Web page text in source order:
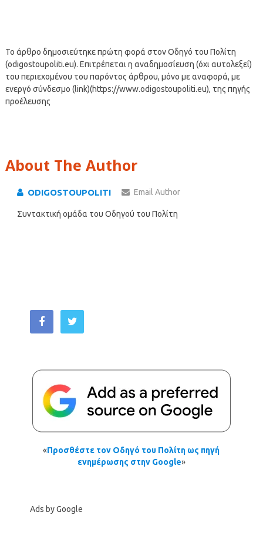
Το άρθρο δημοσιεύτηκε πρώτη φορά στον Οδηγό του Πολίτη
(odigostoupoliti.eu). Επιτρέπεται η αναδημοσίευση (όχι αυτολεξεί)
του περιεχομένου του παρόντος άρθρου, μόνο με αναφορά, με
ενεργό σύνδεσμο (link)(https://www.odigostoupoliti.eu), της πηγής
προέλευσης
About The Author
ODIGOSTOUPOLITI Email Author
Συντακτική ομάδα του Οδηγού του Πολίτη
«Προσθέστε τον Οδηγό του Πολίτη ως πηγή
ενημέρωσης στην Google»
Ads by Google